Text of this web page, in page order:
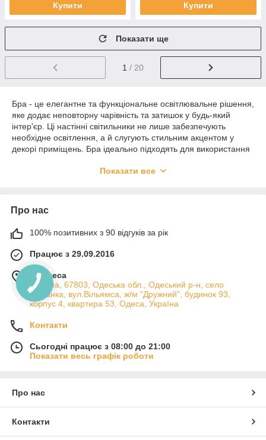
Купити Купити
Показати ще
1 / 20
Бра - це елегантне та функціональне освітлювальне рішення,
яке додає неповторну чарівність та затишок у будь-який
інтер'єр. Ці настінні світильники не лише забезпечують
необхідне освітлення, а й слугують стильним акцентом у
декорі приміщень. Бра ідеально підходять для використання
м'яке та комфортне світло.
вписуються у будь-який інтер'єр, підкреслюючи його
функціями регулювання яскравості та напрямку світла, що
настрої.
Комбінуючи естетичну привабливість з функціональністю, бра
можуть бути як основним джерелом світла, так і додатковим
акцентним елементом, створюючи теплу та затишну
атмосферу. Їх компактні розміри та різноманітні оздоблення
його більш гармонійним та стильним.
Показати все
Про нас
100% позитивних з 90 відгуків за рік
Працює з 29.09.2016
м. Одеса
Україна, 67803, Одеська обл., Одеський р-н, село
Лиманка, вул.Вільямса, ж/м "Дружний", будинок 93,
корпус 4, квартира 53, Одеса, Україна
Контакти
Сьогодні працює з 08:00 до 21:00
Показати весь графік роботи
Про нас
Контакти